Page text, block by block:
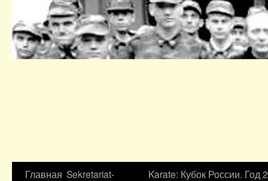
Главная Sekretariat-
Karate: Кубок России. Год